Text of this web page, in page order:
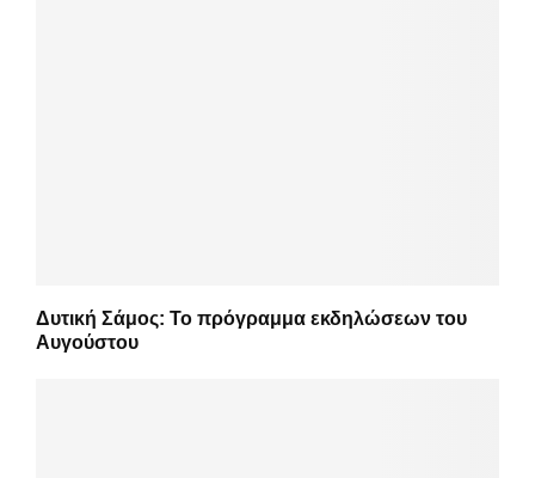
Δυτική Σάμος: Το πρόγραμμα εκδηλώσεων του
Αυγούστου